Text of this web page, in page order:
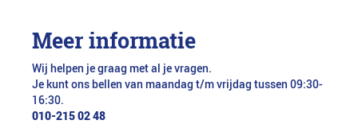
Meer informatie
Wij helpen je graag met al je vragen.
Je kunt ons bellen van maandag t/m vrijdag tussen 09:30-
16:30.
010-215 02 48